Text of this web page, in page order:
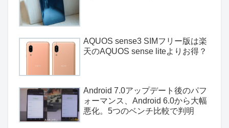
AQUOS sense3 SIMフリー版は楽
天のAQUOS sense liteよりお得？
Android 7.0アップデート後のパフ
ォーマンス、Android 6.0から大幅
悪化。5つのベンチ比較で判明